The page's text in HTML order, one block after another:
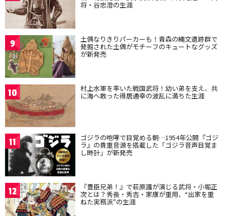
将・谷忠澄の生涯
9 土偶なりきりパーカーも！青森の縄文遺跡群で
発掘された土偶がモチーフのキュートなグッズ
が新発売
10 村上水軍を率いた戦国武将！幼い弟を支え、共
に海へ散った得居通幸の波乱に満ちた生涯
11 ゴジラの咆哮で目覚める朝…1954年公開『ゴジ
ラ』の貴重音源を搭載した「ゴジラ音声目覚ま
し時計」が新発売
12 『豊臣兄弟！』で萩原護が演じる武将・小堀正
次とは？秀長・秀吉・家康が重用、“出家を重
ねた実務派”の生涯